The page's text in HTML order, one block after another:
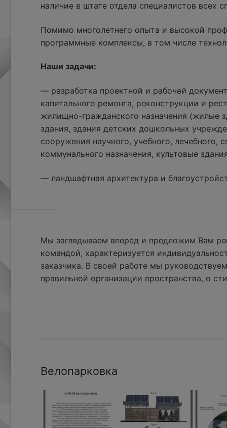
наличие в штате отдела специалистов всех
Помимо многолетнего опыта и высокой
программные комплексы, в том числе
Наши задачи:
— разработка проектной и рабочей
капитального ремонта, реконструкции и
жилищно-гражданского назначения (жилые
здания, здания детских дошкольных
сооружения научного, учебного, лечебного,
коммунального назначения, культовые
— ландшафтная архитектура и
Мы заглядываем вперед и предложим Вам
командой, характеризуется
заказчика. В своей работе мы
правильной организации пространства, о
Велопарковка